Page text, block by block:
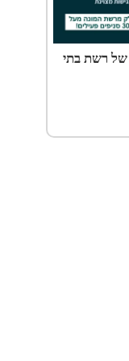
של רשת בתי